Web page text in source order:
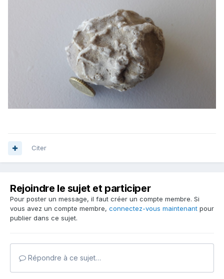
Citer
Rejoindre le sujet et participer
Pour poster un message, il faut créer un compte membre. Si
vous avez un compte membre, connectez-vous maintenant pour
publier dans ce sujet.
Répondre à ce sujet…